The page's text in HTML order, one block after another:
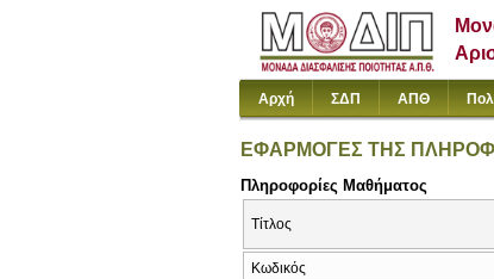
Αρχή ΣΔΠ ΑΠΘ
ΕΦΑΡΜΟΓΕΣ ΤΗΣ
Πληροφορίες Μαθήματος
Τίτλος
Κωδικός